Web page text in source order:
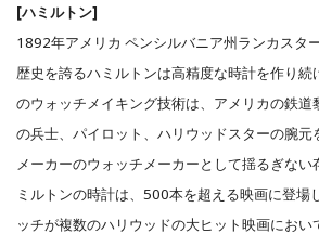
[ハミルトン]
1892年アメリカ ペンシルバニア州ランカスタ
歴史を誇るハミルトンは高精度な時計を作り続
のウォッチメイキング技術は、アメリカの鉄
の兵士、パイロット、ハリウッドスターの腕元
メーカーのウォッチメーカーとして揺るぎな
ミルトンの時計は、500本を超える映画に登場
ッチが複数のハリウッドの大ヒット映画にお